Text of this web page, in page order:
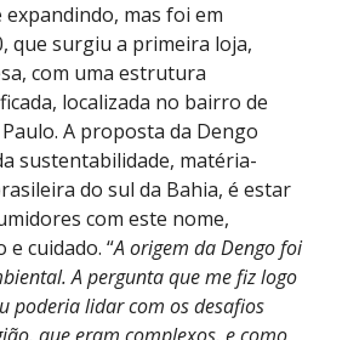
mas foi em
que surgiu a primeira loja,
com uma estrutura
localizada no bairro de
A proposta da Dengo
sustentabilidade, matéria-
do sul da Bahia, é estar
com este nome,
cuidado. “A origem da Dengo foi
A pergunta que me fiz logo
poderia lidar com os desafios